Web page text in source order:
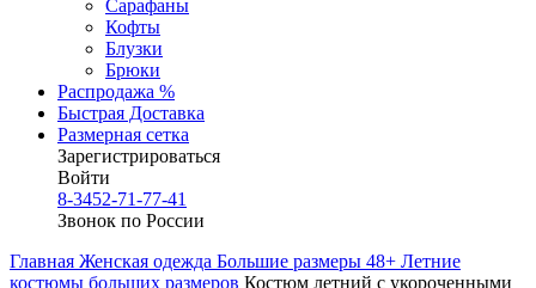
Сарафаны
Кофты
Блузки
Брюки
Распродажа %
Быстрая Доставка
Размерная сетка
Зарегистрироваться
Войти
8-3452-71-77-41
Звонок по России
Главная Женская одежда Большие размеры 48+ Летние
костюмы больших размеров Костюм летний с укороченными